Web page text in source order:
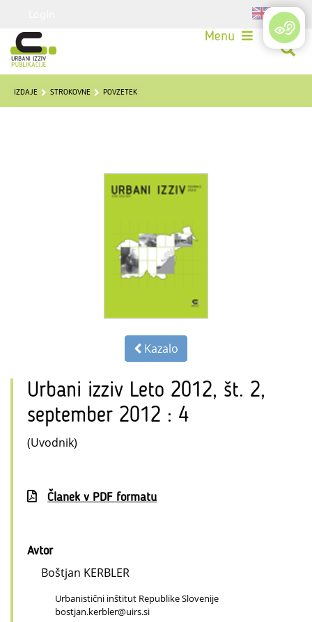
Menu
IZDAJE STROKOVNE POVZETEK
Kazalo
Urbani izziv Leto 2012, št. 2,
september 2012 : 4
(Uvodnik)
Članek v PDF formatu
Avtor
Boštjan KERBLER
Urbanistični inštitut Republike Slovenije
bostjan.kerbler@uirs.si